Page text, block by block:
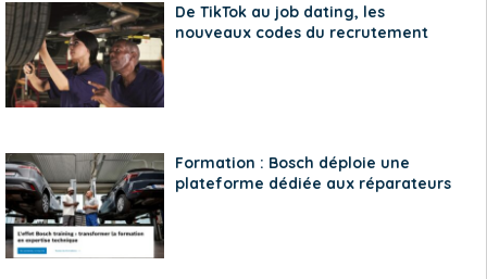
De TikTok au job dating, les
nouveaux codes du recrutement
Formation : Bosch déploie une
plateforme dédiée aux réparateurs